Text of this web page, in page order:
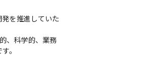
を推進していた
、科学的、業務
。